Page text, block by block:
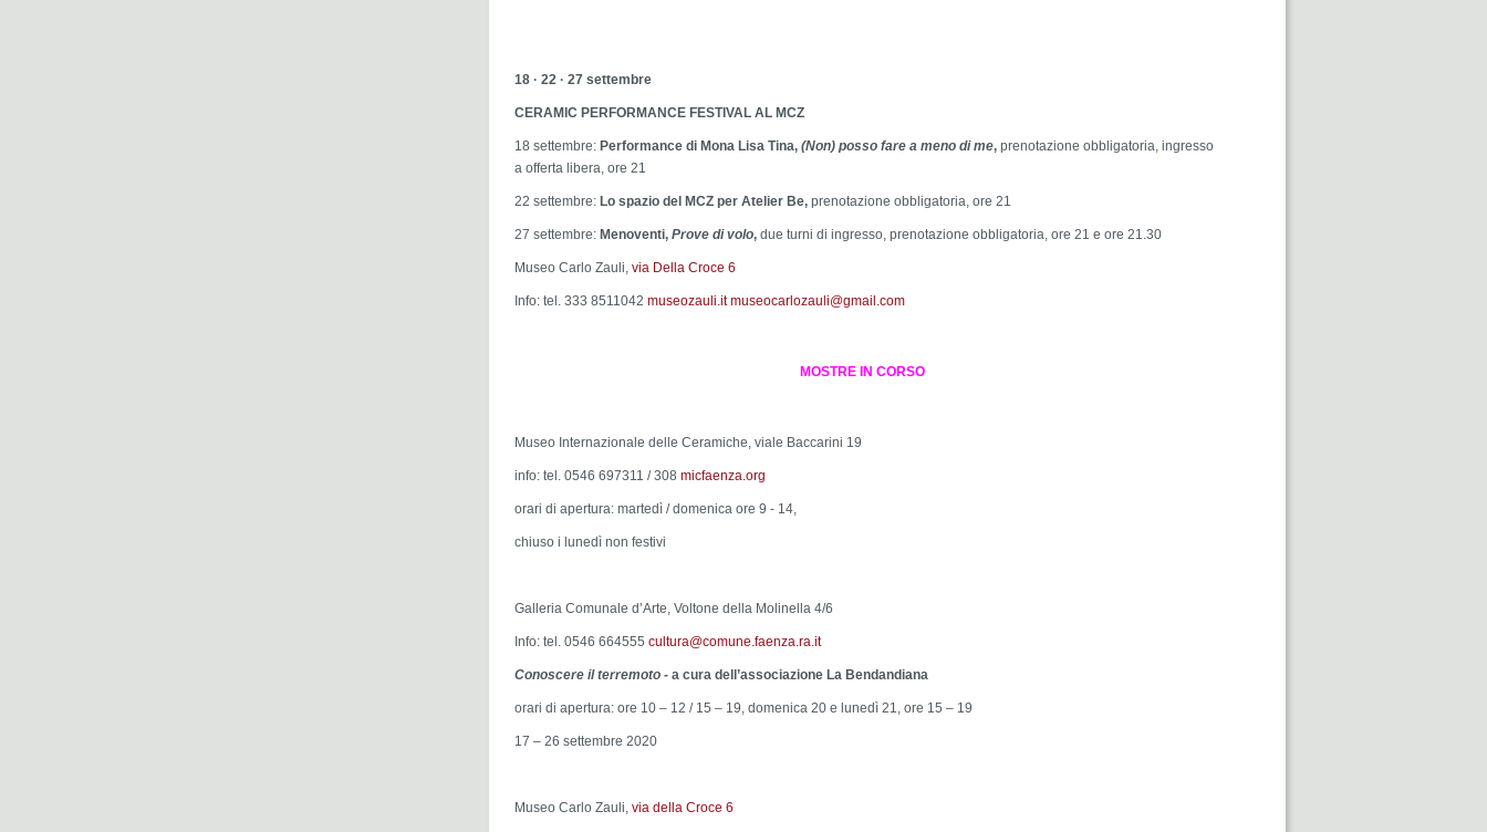
18 · 22 · 27 settembre
CERAMIC PERFORMANCE FESTIVAL AL MCZ
18 settembre: Performance di Mona Lisa Tina, (Non) posso fare a meno di me, prenotazione obbligatoria, ingresso
a offerta libera, ore 21
22 settembre: Lo spazio del MCZ per Atelier Be, prenotazione obbligatoria, ore 21
27 settembre: Menoventi, Prove di volo, due turni di ingresso, prenotazione obbligatoria, ore 21 e ore 21.30
Museo Carlo Zauli, via Della Croce 6
Info: tel. 333 8511042 museozauli.it museocarlozauli@gmail.com
MOSTRE IN CORSO
Museo Internazionale delle Ceramiche, viale Baccarini 19
info: tel. 0546 697311 / 308 micfaenza.org
orari di apertura: martedì / domenica ore 9 - 14,
chiuso i lunedì non festivi
Galleria Comunale d’Arte, Voltone della Molinella 4/6
Info: tel. 0546 664555 cultura@comune.faenza.ra.it
Conoscere il terremoto - a cura dell’associazione La Bendandiana
orari di apertura: ore 10 – 12 / 15 – 19, domenica 20 e lunedì 21, ore 15 – 19
17 – 26 settembre 2020
Museo Carlo Zauli, via della Croce 6